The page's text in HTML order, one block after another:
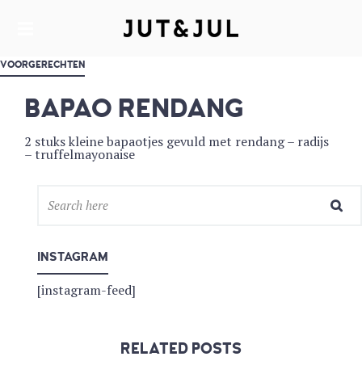
RESTAURANT & CATERING
VOORGERECHTEN
BAPAO RENDANG
2 stuks kleine bapaotjes gevuld met rendang – radijs
– truffelmayonaise
INSTAGRAM
[instagram-feed]
RELATED POSTS